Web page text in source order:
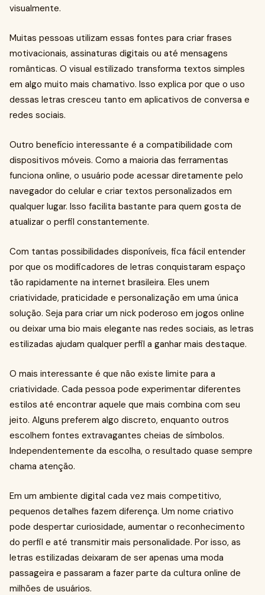
visualmente.
Muitas pessoas utilizam essas fontes para criar frases
motivacionais, assinaturas digitais ou até mensagens
românticas. O visual estilizado transforma textos simples
em algo muito mais chamativo. Isso explica por que o uso
dessas letras cresceu tanto em aplicativos de conversa e
redes sociais.
Outro benefício interessante é a compatibilidade com
dispositivos móveis. Como a maioria das ferramentas
funciona online, o usuário pode acessar diretamente pelo
navegador do celular e criar textos personalizados em
qualquer lugar. Isso facilita bastante para quem gosta de
atualizar o perfil constantemente.
Com tantas possibilidades disponíveis, fica fácil entender
por que os modificadores de letras conquistaram espaço
tão rapidamente na internet brasileira. Eles unem
criatividade, praticidade e personalização em uma única
solução. Seja para criar um nick poderoso em jogos online
ou deixar uma bio mais elegante nas redes sociais, as letras
estilizadas ajudam qualquer perfil a ganhar mais destaque.
O mais interessante é que não existe limite para a
criatividade. Cada pessoa pode experimentar diferentes
estilos até encontrar aquele que mais combina com seu
jeito. Alguns preferem algo discreto, enquanto outros
escolhem fontes extravagantes cheias de símbolos.
Independentemente da escolha, o resultado quase sempre
chama atenção.
Em um ambiente digital cada vez mais competitivo,
pequenos detalhes fazem diferença. Um nome criativo
pode despertar curiosidade, aumentar o reconhecimento
do perfil e até transmitir mais personalidade. Por isso, as
letras estilizadas deixaram de ser apenas uma moda
passageira e passaram a fazer parte da cultura online de
milhões de usuários.